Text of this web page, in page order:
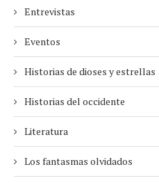
Entrevistas
Eventos
Historias de dioses y estrellas
Historias del occidente
Literatura
Los fantasmas olvidados